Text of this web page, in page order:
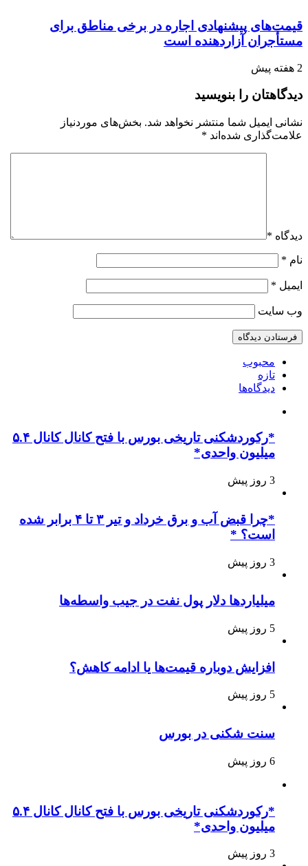
قیمت‌های پیشنهادی اجاره در برخی مناطق برای
مستأجران آزاردهنده است
2 هفته پیش
دیدگاهتان را بنویسید
نشانی ایمیل شما منتشر نخواهد شد. بخش‌های موردنیاز
علامت‌گذاری شده‌اند *
دیدگاه *
نام *
ایمیل *
وب‌ سایت
محبوب
تازه
دیدگاه‌ها
*رکوردشکنی تاریخی بورس با فتح کانال کانال ۵.۴
میلیون واحدی*
3 روز پیش
*چرا قبض آب و برق خرداد و تیر ۳ تا ۴ برابر شده
است؟ *
3 روز پیش
میلیاردها دلار پول نفت در جیب واسطه‌ها
5 روز پیش
افزایش دوباره قیمت‌ها یا ادامه کاهش؟
5 روز پیش
سنت شکنی در بورس
6 روز پیش
*رکوردشکنی تاریخی بورس با فتح کانال کانال ۵.۴
میلیون واحدی*
3 روز پیش